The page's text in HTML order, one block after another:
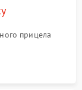
прицела